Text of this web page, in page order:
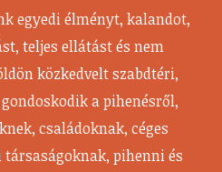
egyedi élményt, kalandot,
teljes ellátást és nem
közkedvelt szabdtéri,
a pihenésről,
családoknak, céges
pihenni és